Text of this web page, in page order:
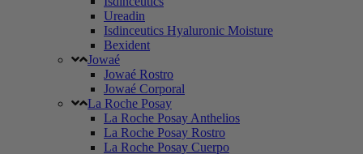
Ureadin
Isdinceutics Hyaluronic Moisture
Bexident
Jowaé
Jowaé Rostro
Jowaé Corporal
La Roche Posay
La Roche Posay Anthelios
La Roche Posay Rostro
La Roche Posay Cuerpo